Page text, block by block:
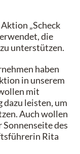
„Scheck
die
unterstützen.
haben
in unserem
mit
dazu leisten, um
Auch wollen
Sonnenseite des
Rita